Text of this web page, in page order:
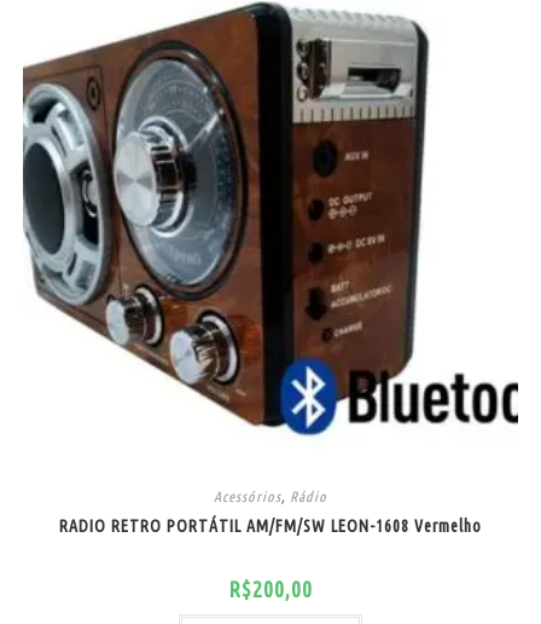
Acessórios, Rádio
RADIO RETRO PORTÁTIL AM/FM/SW LEON-1608 Vermelho
R$200,00